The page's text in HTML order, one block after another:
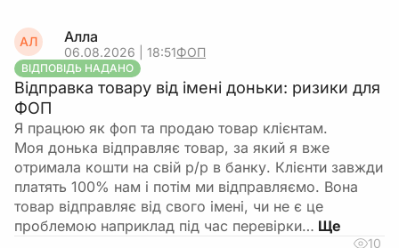
АЛ Алла
06.08.2026 | 18:51ФОП
ВІДПОВІДЬ НАДАНО
Відправка товару від імені доньки: ризики для
ФОП
Я працюю як фоп та продаю товар клієнтам.
Моя донька відправляє товар, за який я вже
отримала кошти на свій р/р в банку. Клієнти завжди
платять 100% нам і потім ми відправляємо. Вона
товар відправляє від свого імені, чи не є це
проблемою наприклад під час перевірки…
10